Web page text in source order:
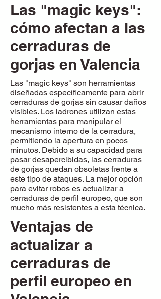
Las "magic keys":
cómo afectan a las
cerraduras de
gorjas en Valencia
Las "magic keys" son herramientas
diseñadas específicamente para abrir
cerraduras de gorjas sin causar daños
visibles. Los ladrones utilizan estas
herramientas para manipular el
mecanismo interno de la cerradura,
permitiendo la apertura en pocos
minutos. Debido a su capacidad para
pasar desapercibidas, las cerraduras
de gorjas quedan obsoletas frente a
este tipo de ataques. La mejor opción
para evitar robos es actualizar a
cerraduras de perfil europeo, que son
mucho más resistentes a esta técnica.
Ventajas de
actualizar a
cerraduras de
perfil europeo en